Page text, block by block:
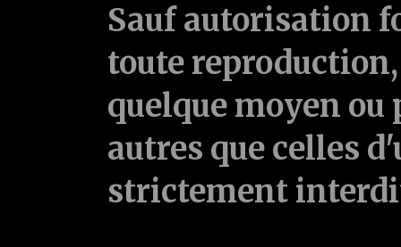
Sauf autorisation
toute
quelque moyen ou
autres que celles
strictement